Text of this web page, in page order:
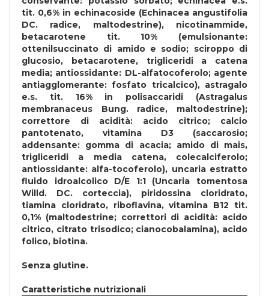
tit. 0,6% in echinacoside (Echinacea angustifolia
DC. radice, maltodestrine), nicotinammide,
betacarotene tit. 10% (emulsionante:
ottenilsuccinato di amido e sodio; sciroppo di
glucosio, betacarotene, trigliceridi a catena
media; antiossidante: DL-alfatocoferolo; agente
antiagglomerante: fosfato tricalcico), astragalo
e.s. tit. 16% in polisaccaridi (Astragalus
membranaceus Bung. radice, maltodestrine);
correttore di acidità: acido citrico; calcio
pantotenato, vitamina D3 (saccarosio;
addensante: gomma di acacia; amido di mais,
trigliceridi a media catena, colecalciferolo;
antiossidante: alfa-tocoferolo), uncaria estratto
fluido idroalcolico D/E 1:1 (Uncaria tomentosa
Willd. DC. corteccia), piridossina cloridrato,
tiamina cloridrato, riboflavina, vitamina B12 tit.
0,1% (maltodestrine; correttori di acidità: acido
citrico, citrato trisodico; cianocobalamina), acido
folico, biotina.
Senza glutine.
Caratteristiche nutrizionali